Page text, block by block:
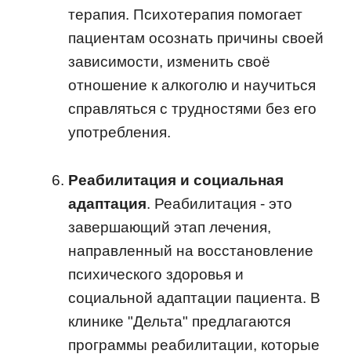
терапия. Психотерапия помогает
пациентам осознать причины своей
зависимости, изменить своё
отношение к алкоголю и научиться
справляться с трудностями без его
употребления.
Реабилитация и социальная
адаптация. Реабилитация - это
завершающий этап лечения,
направленный на восстановление
психического здоровья и
социальной адаптации пациента. В
клинике "Дельта" предлагаются
программы реабилитации, которые